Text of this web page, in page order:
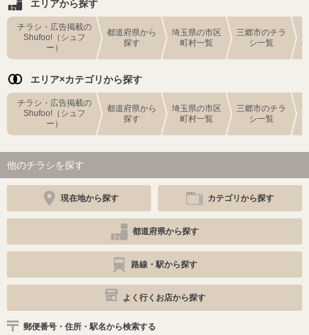
エリアから探す
チラシ・広告掲載の
Shufoo!（シュフ
ー）
都道府県から
探す
埼玉県の市区
町村一覧
三郷市のチラ
シ一覧
エリア×カテゴリから探す
チラシ・広告掲載の
Shufoo!（シュフ
ー）
都道府県から
探す
埼玉県の市区
町村一覧
三郷市のチラ
シ一覧
他のチラシを探す
現在地から探す カテゴリから探す
都道府県から探す
路線・駅から探す
よく行くお店から探す
郵便番号・住所・駅名から検索する